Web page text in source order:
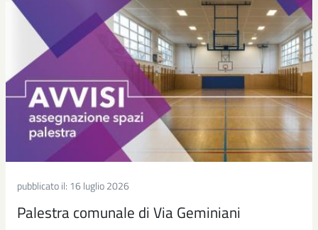
pubblicato il: 16 luglio 2026
Palestra comunale di Via Geminiani